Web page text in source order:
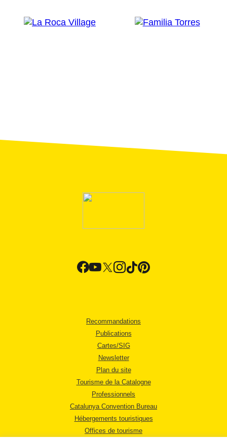
Recommandations
Publications
Cartes/SIG
Newsletter
Plan du site
Tourisme de la Catalogne
Professionnels
Catalunya Convention Bureau
Hébergements touristiques
Offices de tourisme